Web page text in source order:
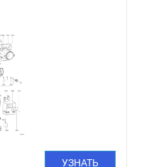
УЗНАТЬ